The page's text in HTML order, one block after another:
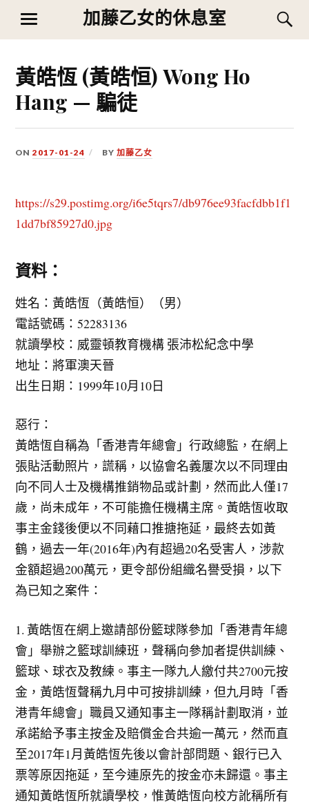
content
加藤乙女的休息室
MENU
黃皓恆 (黃皓恒) Wong Ho
Hang — 騙徒
ON2017-01-24 BY加藤乙女
https://s29.postimg.org/i6e5tqrs7/db976ee93facfdbb1f1
1dd7bf85927d0.jpg
資料：
姓名：黃皓恆（黃皓恒）（男）
電話號碼：52283136
就讀學校：威靈頓教育機構 張沛松紀念中學
地址：將軍澳天晉
出生日期：1999年10月10日
惡行：
黃皓恆自稱為「香港青年總會」行政總監，在網上
張貼活動照片，謊稱，以協會名義屢次以不同理由
向不同人士及機構推銷物品或計劃，然而此人僅17
歲，尚未成年，不可能擔任機構主席。黃皓恆收取
事主金錢後便以不同藉口推搪拖延，最終去如黃
鶴，過去一年(2016年)內有超過20名受害人，涉款
金額超過200萬元，更令部份組織名譽受損，以下
為已知之案件：
1. 黃皓恆在網上邀請部份籃球隊參加「香港青年總
會」舉辦之籃球訓練班，聲稱向參加者提供訓練、
籃球、球衣及教練。事主一隊九人繳付共2700元按
金，黃皓恆聲稱九月中可按排訓練，但九月時「香
港青年總會」職員又通知事主一隊稱計劃取消，並
承諾給予事主按金及賠償金合共逾一萬元，然而直
至2017年1月黃皓恆先後以會計部問題、銀行已入
票等原因拖延，至今連原先的按金亦未歸還。事主
通知黃皓恆所就讀學校，惟黃皓恆向校方訛稱所有